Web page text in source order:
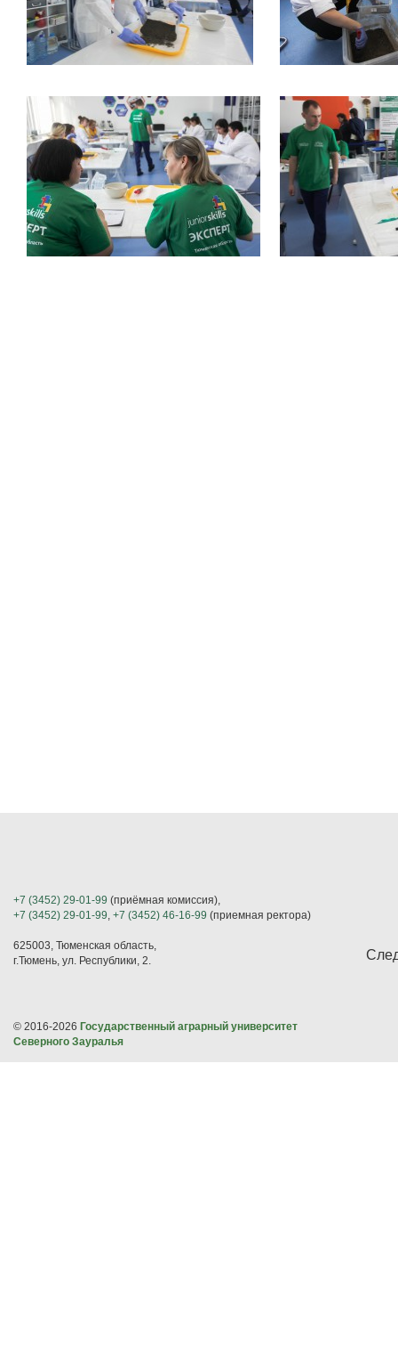
+7 (3452) 29-01-99 (приёмная комиссия),
+7 (3452) 29-01-99, +7 (3452) 46-16-99 (приемная ректора)
625003, Тюменская область,
г.Тюмень, ул. Республики, 2.
© 2016-2026 Государственный аграрный университет
Северного Зауралья